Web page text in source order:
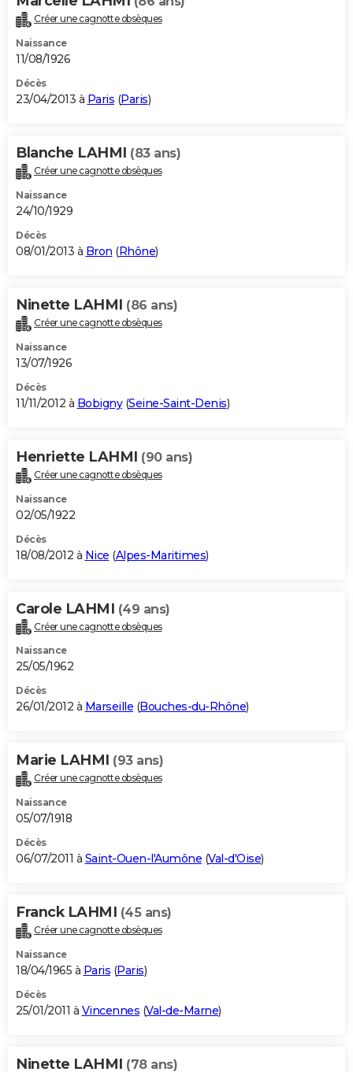
Créer une cagnotte obsèques
Naissance
11/08/1926
Décès
23/04/2013 à Paris (Paris)
Blanche LAHMI (83 ans)
Créer une cagnotte obsèques
Naissance
24/10/1929
Décès
08/01/2013 à Bron (Rhône)
Ninette LAHMI (86 ans)
Créer une cagnotte obsèques
Naissance
13/07/1926
Décès
11/11/2012 à Bobigny(Seine-Saint-Denis)
Henriette LAHMI (90 ans)
Créer une cagnotte obsèques
Naissance
02/05/1922
Décès
18/08/2012 à Nice (Alpes-Maritimes)
Carole LAHMI (49 ans)
Créer une cagnotte obsèques
Naissance
25/05/1962
Décès
26/01/2012 à Marseille (Bouches-du-Rhône)
Marie LAHMI (93 ans)
Créer une cagnotte obsèques
Naissance
05/07/1918
Décès
06/07/2011 à Saint-Ouen-l'Aumône (Val-d'Oise)
Franck LAHMI (45 ans)
Créer une cagnotte obsèques
Naissance
18/04/1965 à Paris (Paris)
Décès
25/01/2011 à Vincennes (Val-de-Marne)
Ninette LAHMI (78 ans)